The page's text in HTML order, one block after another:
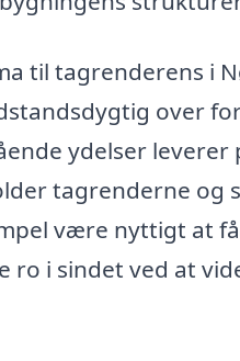
til tagrenderens i
over
ydelser
tagrenderne og
være nyttigt at
ro i sindet ved at